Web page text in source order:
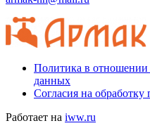
Политика в отношении
данных
Согласия на
Работает на iww.ru